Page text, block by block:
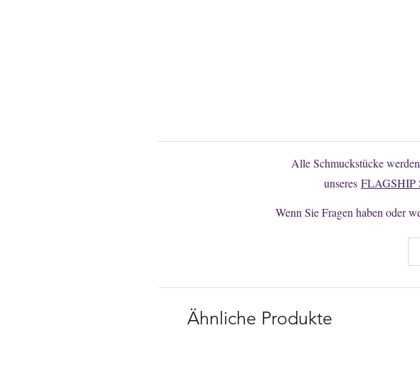
Alle Schmuckstücke
unseres FLAGSHIP
Wenn Sie Fragen haben oder
Ähnliche Produkte